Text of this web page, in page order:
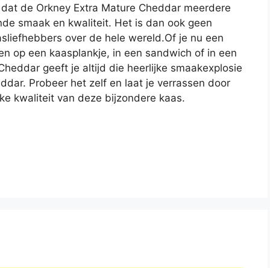
de Orkney Extra Mature Cheddar meerdere
smaak en kwaliteit. Het is dan ook geen
over de hele wereld.Of je nu een
op een kaasplankje, in een sandwich of in een
geeft je altijd die heerlijke smaakexplosie
Probeer het zelf en laat je verrassen door
kwaliteit van deze bijzondere kaas.